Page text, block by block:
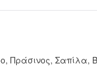
Πράσινος, Σαπίλα,